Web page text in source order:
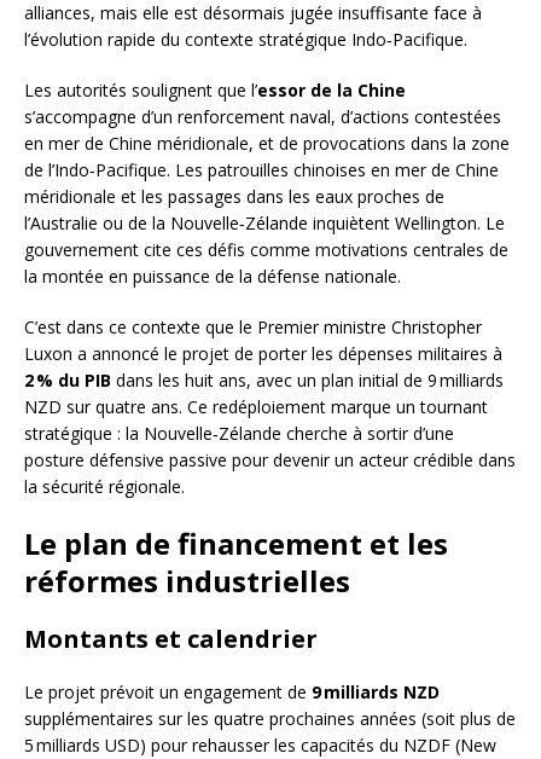
alliances, mais elle est désormais jugée insuffisante face à
l’évolution rapide du contexte stratégique Indo‑Pacifique.
Les autorités soulignent que l’essor de la Chine
s’accompagne d’un renforcement naval, d’actions contestées
en mer de Chine méridionale, et de provocations dans la zone
de l’Indo‑Pacifique. Les patrouilles chinoises en mer de Chine
méridionale et les passages dans les eaux proches de
l’Australie ou de la Nouvelle‑Zélande inquiètent Wellington. Le
gouvernement cite ces défis comme motivations centrales de
la montée en puissance de la défense nationale.
C’est dans ce contexte que le Premier ministre Christopher
Luxon a annoncé le projet de porter les dépenses militaires à
2 % du PIB dans les huit ans, avec un plan initial de 9 milliards
NZD sur quatre ans. Ce redéploiement marque un tournant
stratégique : la Nouvelle‑Zélande cherche à sortir d’une
posture défensive passive pour devenir un acteur crédible dans
la sécurité régionale.
Le plan de financement et les
réformes industrielles
Montants et calendrier
Le projet prévoit un engagement de 9 milliards NZD
supplémentaires sur les quatre prochaines années (soit plus de
5 milliards USD) pour rehausser les capacités du NZDF (New